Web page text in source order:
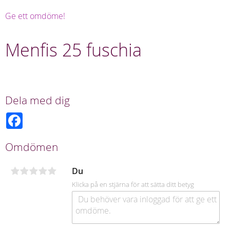
Ge ett omdöme!
Menfis 25 fuschia
Dela med dig
b
o
k
Omdömen
Du
Klicka på en stjärna för att sätta ditt betyg